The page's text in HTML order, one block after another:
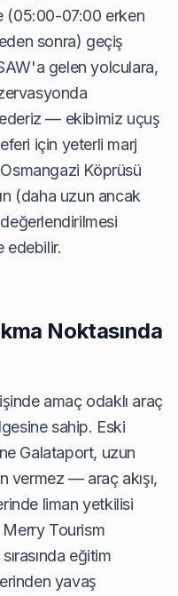
(05:00-07:00 erken
sonra) geçiş
gelen yolculara,
— ekibimiz uçuş
için yeterli marj
Osmangazi Köprüsü
(daha uzun ancak
değerlendirilmesi
edebilir.
Noktasında
amaç odaklı araç
sahip. Eski
Galataport, uzun
vermez — araç akışı,
liman yetkilisi
Merry Tourism
eğitim
yavaş